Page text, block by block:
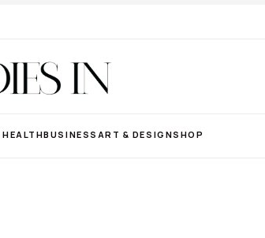
BUSINESS ART & DESIGNSHOP